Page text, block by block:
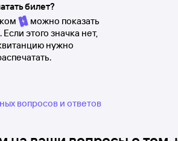
билет?
можно показать
этого значка нет,
нужно
вопросов и ответов